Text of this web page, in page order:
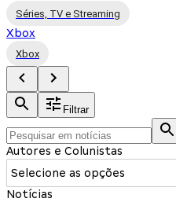
Séries, TV e Streaming
Xbox
Xbox
Filtrar
Autores e Colunistas
Selecione as opções
Notícias